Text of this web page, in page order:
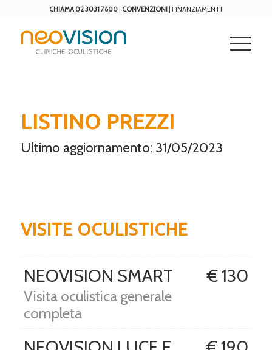
CHIAMA 02 3031 7600 CONVENZIONI FINANZIAMENTI
LISTINO PREZZI
Ultimo aggiornamento: 31/05/2023
VISITE OCULISTICHE
NEOVISION SMART € 130
Visita oculistica generale
completa